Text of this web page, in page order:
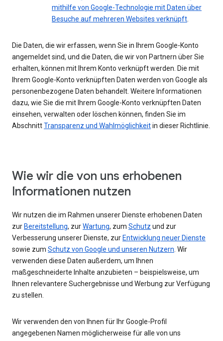
mithilfe von Google-Technologie mit Daten über
Besuche auf mehreren Websites verknüpft.
Die Daten, die wir erfassen, wenn Sie in Ihrem Google-Konto
angemeldet sind, und die Daten, die wir von Partnern über Sie
erhalten, können mit Ihrem Konto verknüpft werden. Die mit
Ihrem Google-Konto verknüpften Daten werden von Google als
personenbezogene Daten behandelt. Weitere Informationen
dazu, wie Sie die mit Ihrem Google-Konto verknüpften Daten
einsehen, verwalten oder löschen können, finden Sie im
AbschnittTransparenz und Wahlmöglichkeitin dieser Richtlinie.
Wie wir die von uns erhobenen
Informationen nutzen
Wir nutzen die im Rahmen unserer Dienste erhobenen Daten
zur Bereitstellung, zurWartung, zum Schutz und zur
Verbesserung unserer Dienste, zur Entwicklung neuer Dienste
sowie zum Schutz von Google und unseren Nutzern. Wir
verwenden diese Daten außerdem, um Ihnen
maßgeschneiderte Inhalte anzubieten – beispielsweise, um
Ihnen relevantere Suchergebnisse und Werbung zur Verfügung
zu stellen.
Wir verwenden den von Ihnen für Ihr Google-Profil
angegebenen Namen möglicherweise für alle von uns